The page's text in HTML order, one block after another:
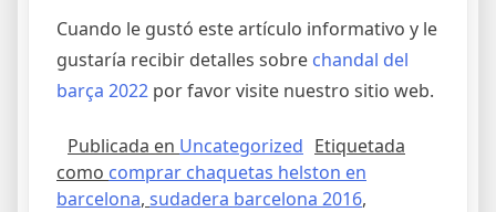
Cuando le gustó este artículo informativo y le
gustaría recibir detalles sobre chandal del
barça 2022 por favor visite nuestro sitio web.
Publicada en Uncategorized Etiquetada
como comprar chaquetas helston en
barcelona, sudadera barcelona 2016,